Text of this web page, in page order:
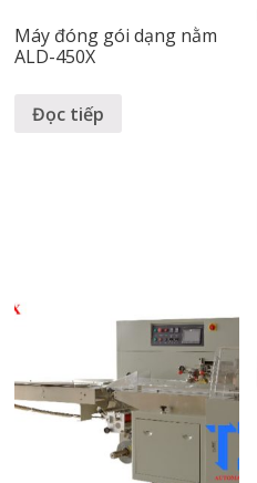
Máy đóng gói dạng nằm
ALD-450X
Đọc tiếp